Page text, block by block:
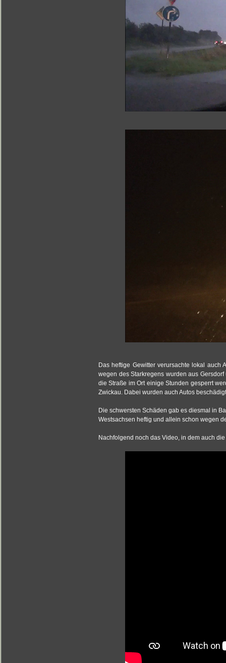
Das heftige Gewitter verursachte lokal auch
wegen des Starkregens wurden aus
die Straße im Ort einige Stunden gesperrt
Zwickau. Dabei wurden auch Autos
Die schwersten Schäden gab es diesmal in
Westsachsen heftig und allein schon wegen
Nachfolgend noch das Video, in dem auch